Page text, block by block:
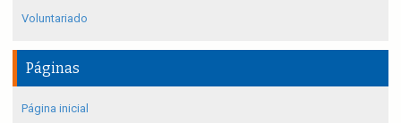
Voluntariado
Páginas
Página inicial